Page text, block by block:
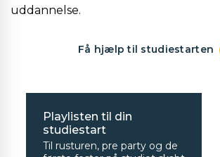
uddannelse.
Få hjælp til studiestarten
Playlisten til din
studiestart
Til rusturen, pre party og de